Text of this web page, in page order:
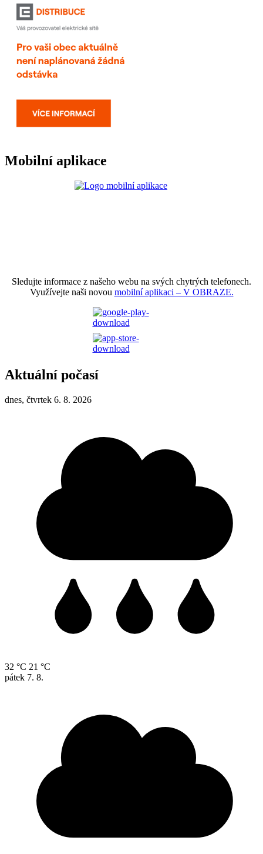
Mobilní aplikace
Sledujte informace z našeho webu na svých chytrých telefonech.
Využívejte naši novou mobilní aplikaci – V OBRAZE.
Aktuální počasí
dnes, čtvrtek 6. 8. 2026
32 °C 21 °C
pátek 7. 8.